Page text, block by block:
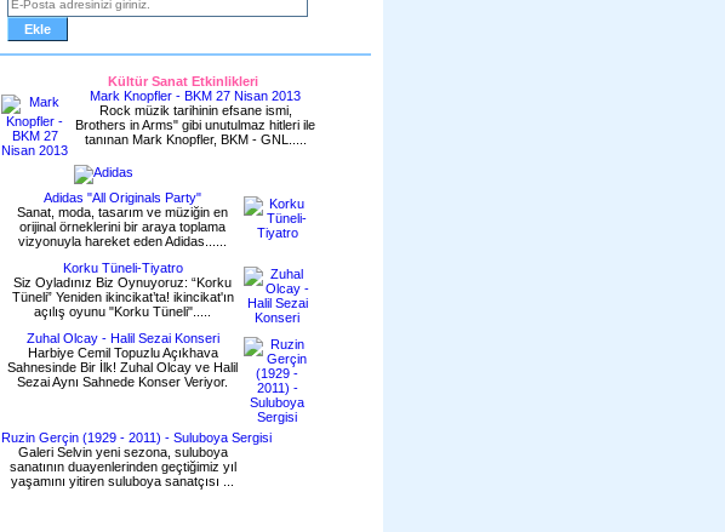
Kültür Sanat Etkinlikleri
Mark Knopfler - BKM 27 Nisan 2013
Rock müzik tarihinin efsane ismi,
Brothers in Arms" gibi unutulmaz hitleri ile
tanınan Mark Knopfler, BKM - GNL.....
Adidas "All Originals Party"
Sanat, moda, tasarım ve müziğin en
orijinal örneklerini bir araya toplama
vizyonuyla hareket eden Adidas......
Korku Tüneli-Tiyatro
Siz Oyladınız Biz Oynuyoruz: “Korku
Tüneli” Yeniden ikincikat’ta! ikincikat'ın
açılış oyunu "Korku Tüneli".....
Zuhal Olcay - Halil Sezai Konseri
Harbiye Cemil Topuzlu Açıkhava
Sahnesinde Bir İlk! Zuhal Olcay ve Halil
Sezai Aynı Sahnede Konser Veriyor.
Ruzin Gerçin (1929 - 2011) - Suluboya Sergisi
Galeri Selvin yeni sezona, suluboya
sanatının duayenlerinden geçtiğimiz yıl
yaşamını yitiren suluboya sanatçısı ...